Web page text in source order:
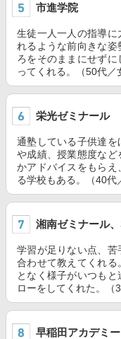
市進学院
生徒一人一人の指導に
れるような前向きな姿
ろをそのままにせず
ってくれる。（50代／
栄光ゼミナール
通塾している子供達
や成績、授業態度など
かアドバイスをもら
る学校もある。（40代
湘南ゼミナール
学習が足りない点、苦
合わせて教えてくれ
となく様子がいつも
ローをしてくれた。（
早稲田アカデミー